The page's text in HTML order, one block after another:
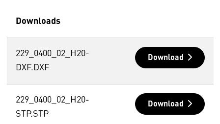
Downloads
229_0400_02_H20-
DXF.DXF
Download
229_0400_02_H20-
STP.STP
Download